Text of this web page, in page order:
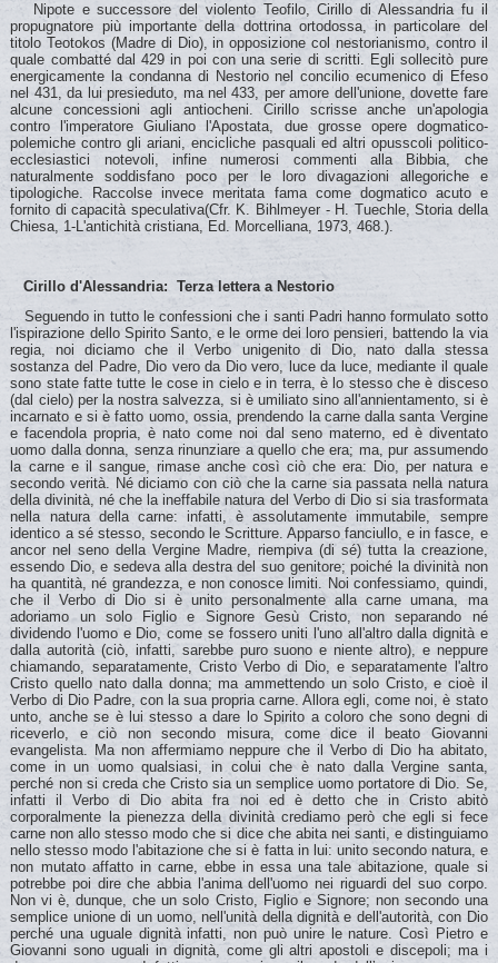
Nipote e successore del violento Teofilo, Cirillo di Alessandria fu il
propugnatore più importante della dottrina ortodossa, in particolare del
titolo Teotokos (Madre di Dio), in opposizione col nestorianismo, contro il
quale combatté dal 429 in poi con una serie di scritti. Egli sollecitò pure
energicamente la condanna di Nestorio nel concilio ecumenico di Efeso
nel 431, da lui presieduto, ma nel 433, per amore dell'unione, dovette fare
alcune concessioni agli antiocheni. Cirillo scrisse anche un'apologia
contro l'imperatore Giuliano l'Apostata, due grosse opere dogmatico-
polemiche contro gli ariani, encicliche pasquali ed altri opusscoli politico-
ecclesiastici notevoli, infine numerosi commenti alla Bibbia, che
naturalmente soddisfano poco per le loro divagazioni allegoriche e
tipologiche. Raccolse invece meritata fama come dogmatico acuto e
fornito di capacità speculativa(Cfr. K. Bihlmeyer - H. Tuechle, Storia della
Chiesa, 1-L'antichità cristiana, Ed. Morcelliana, 1973, 468.).
Cirillo d'Alessandria: Terza lettera a Nestorio
Seguendo in tutto le confessioni che i santi Padri hanno formulato sotto l'ispirazione dello Spirito Santo, e le orme dei loro pensieri, battendo la via regia, noi diciamo che il Verbo unigenito di Dio, nato dalla stessa sostanza del Padre, Dio vero da Dio vero, luce da luce, mediante il quale sono state fatte tutte le cose in cielo e in terra, è lo stesso che è disceso (dal cielo) per la nostra salvezza, si è umiliato sino all'annientamento, si è incarnato e si è fatto uomo, ossia, prendendo la carne dalla santa Vergine e facendola propria, è nato come noi dal seno materno, ed è diventato uomo dalla donna, senza rinunziare a quello che era; ma, pur assumendo la carne e il sangue, rimase anche così ciò che era: Dio, per natura e secondo verità. Né diciamo con ciò che la carne sia passata nella natura della divinità, né che la ineffabile natura del Verbo di Dio si sia trasformata nella natura della carne: infatti, è assolutamente immutabile, sempre identico a sé stesso, secondo le Scritture. Apparso fanciullo, e in fasce, e ancor nel seno della Vergine Madre, riempiva (di sé) tutta la creazione, essendo Dio, e sedeva alla destra del suo genitore; poiché la divinità non ha quantità, né grandezza, e non conosce limiti. Noi confessiamo, quindi, che il Verbo di Dio si è unito personalmente alla carne umana, ma adoriamo un solo Figlio e Signore Gesù Cristo, non separando né dividendo l'uomo e Dio, come se fossero uniti l'uno all'altro dalla dignità e dalla autorità (ciò, infatti, sarebbe puro suono e niente altro), e neppure chiamando, separatamente, Cristo Verbo di Dio, e separatamente l'altro Cristo quello nato dalla donna; ma ammettendo un solo Cristo, e cioè il Verbo di Dio Padre, con la sua propria carne. Allora egli, come noi, è stato unto, anche se è lui stesso a dare lo Spirito a coloro che sono degni di riceverlo, e ciò non secondo misura, come dice il beato Giovanni evangelista. Ma non affermiamo neppure che il Verbo di Dio ha abitato, come in un uomo qualsiasi, in colui che è nato dalla Vergine santa, perché non si creda che Cristo sia un semplice uomo portatore di Dio. Se, infatti il Verbo di Dio abita fra noi ed è detto che in Cristo abitò corporalmente la pienezza della divinità crediamo però che egli si fece carne non allo stesso modo che si dice che abita nei santi, e distinguiamo nello stesso modo l'abitazione che si è fatta in lui: unito secondo natura, e non mutato affatto in carne, ebbe in essa una tale abitazione, quale si potrebbe poi dire che abbia l'anima dell'uomo nei riguardi del suo corpo. Non vi è, dunque, che un solo Cristo, Figlio e Signore; non secondo una semplice unione di un uomo, nell'unità della dignità e dell'autorità, con Dio perché una uguale dignità infatti, non può unire le nature. Così Pietro e Giovanni sono uguali in dignità, come gli altri apostoli e discepoli; ma i due non erano uno. Infatti non concepiamo il modo dell’unione come una giustapposizione (ciò, del resto, non sarebbe neppure sufficiente ad una unità naturale), o come una unione per relazione, come quando noi, aderendo a Dio, secondo la Scrittura, siamo uno spirito solo con lui; evitiamo piuttosto il termine stesso di "congiunzione" in quanto inadeguato ad esprimere il mistero dell'unità. E non chiamiamo il Verbo di Dio Padre neppure "Dio" o "Signore" di Cristo, per non dividere di nuovo, apertamente in due l'unico Cristo e Figlio e Signore, cadendo nel di bestemmia, facendo di lui il Dio o il Signore di se stesso. Unito, infatti, sostanzialmente, alla carne, come abbiamo detto, il Verbo di Dio è Dio di ogni cosa e domina su ogni creatura, ma non è né servo, né Signore di se stesso. Il solo pensare o dire ciò sarebbe sciocco o addirittura empio. E’ vero che ha detto che suo padre era il suo Dio, pur essendo Dio per natura e della sostanza di Dio; ma non ignoriamo che, essendo Dio, egli è diventato anche uomo, soggetto a Dio secondo la legge propria della natura dell'umanità. Come avrebbe potuto essere, d'altra parte, egli, Dio o Signore di se stesso? Quindi, in quanto uomo, e in quanto si può accordare con la misura del suo annientamento, egli afferma di essere con noi sottoposto a Dio: così egli si assoggettò alla legge, pur avendo espresso egli la legge, ed essendo legislatore, in quanto Dio. Evitiamo assolutamente di dire: "Venero ciò che è stato assunto, per la dignità di colui che l'assume; adoro il visibile a causa dell'invisibile". E’ addirittura orrendo, inoltre, dire: "Colui che è stato assunto è chiamato Dio, insieme con colui che l'ha assunto". Chi usa questo linguaggio, divide di nuovo il Cristo in due Cristi e colloca da una parte l'uomo, e dall'altra Dio; nega, infatti, evidentemente l'unità: quell'unità per cui uno non può essere coadorato o connominato Dio con un altro: uno, invece, è creduto Gesù Cristo, unigenito figlio di Dio, da onorarsi con un unica adorazione con la sua carne. Confessiamo anche che lo stesso Figlio unigenito di Dio, anche se impossibile secondo la propria natura, ha sofferto nella sua carne per noi, secondo le Scritture, ed era nel corpo crocifisso, facendo sue, senza soffrire, le sofferenze della sua carne. Per la grazia di Dio gustò la morte per la salvezza di tutti; ed offri ad essa il proprio corpo, quantunque egli sia per natura la vita ed egli stesso la resurrezione. Egli, sconfiggendo la morte con la sua ineffabile potenza, fu nella sua propria carne il primogenito tra i morti e la primizia di coloro che si erano addormentati (nel Signore) ed aprì all'umana natura la via del ritorno all'incorruzione. Per la grazia di Dio, come abbiamo accennato, egli gustò la morte per ciascuno di noi, e risorgendo il terzo giorno, spogliò l'Ade. Quindi, anche se si dice che la resurrezione dei morti è avvenuta attraverso un uomo, per uomo, però, intendiamo quello che era nello stesso tempo il Verbi di Dio, per mezzo del quale è stato distrutto l'impero della morte. Questi verrà, a suo tempo, come unico Figlio e Signore nella gloria del Padre, per giudicare il mondo, nella giustizia, come affermano le Scritture. E’ necessario aggiungere anche questo. Annunziando la, morte, secondo la carne, dell'Unigenito Figlio di Dio, cioè di Gesù Cristo, e la sua resurrezione dai morti, e confessando la sua assunzione al cielo, noi celebriamo nelle chiese il sacrificio incruento, ci avviciniamo così alle mistiche benedizioni, e ci santifichiamo, divenendo partecipi della santa carne e del prezioso sangue del Salvatore di noi tutti, Cristo. Noi non riceviamo, allora, una comune carne (Dio ci guardi dal pensarlo!), o la carne di un uomo santificato e unito al Verbo mediante un'unione di dignità, o di uno che abbia in sé l'abitazione di Dio, ma una carne che dà veramente la vita ed è la carne propria del Verbo stesso. Essendo infatti, vita per natura in quanto Dio, poiché è divenuto una cosa sola con la propria carne, l'ha resa vivificante sicché quando ci dice: In verità vi dico, se non mangerete la carne del Figlio dell'uomo e non berrete il sito sangue, non dobbiamo comprendere che essa sia la carne di un qualunque uomo come noi (e come potrebbe essere vivificante la carne di un uomo, considerata secondo la propria natura?); ma, invece, come la carne di Colui che per noi si fece e si fece chiamare figlio dell'Uomo. Quanto alle espressioni del nostro Salvatore contenute nei Vangeli, noi non le attribuiamo a due diverse sussistenze o persone. Non è infatti duplice l'unico e solo Cristo, anche se si debba ammettere che egli è pervenuto all'unità indivisibile da due differenti realtà; come del resto avviene dell'uomo, che, pur essendo composto di anima e di corpo, non per questo è duplice, ma una sola realtà composta di due elementi. Diciamo piuttosto che sia le espressioni umane, sia quelle divine, sono state dette da un solo (Cristo). Quando egli, infatti, con linguaggio divino, afferma di sé: Chi vede me, vede il Padre, e: Io e il Padre siamo una sola cosa, noi pensiamo alla sua divina ed ineffabile natura, per cui egli è uno col Padre in forza dell'identità della sostanza, egli, immagine e figura e splendore della. sua gloria. Quando, invece, non reputando indegna la condizione umana, dice ai Giudei: ora voi volete uccidermi, perché vi ho detto la verità di nuovo dobbiamo riconoscere in lui, uguale e simile al Padre, il Dio Verbo anche nei limiti della sua umanità. Se, infatti, dobbiamo credere che, essendo Dio per natura, si è fatto carne, ossia uomo con anima razionale, che motivo vi è, poi, che uno si vergogni che le sue espressioni siano state dette in modo umano? Poiché, se egli avesse rifiutato le espressioni proprie dell'uomo, chi mai lo spinse a farsi uomo come noi? Colui che si è abbassato, per noi, volontariamente, fino all'annientamento, perché mai dovrebbe poi rifiutare le espressioni proprie di chi si è annientato? Le espressioni dei Vangeli, quindi, sono da attribuirsi tutte ad una sola persona, ossia all'unica sussistenza incarnata del Verbo: uno è, infatti, il Signore Gesù Cristo, secondo le Scritture. Se, infatti, viene chiamato apostolo e pontefice della nostra confessione inquantoché ha offerto in sacrificio a Dio Padre la confessione della fede che noi facciamo a lui, e per mezzo suo a Dio Padre, e anche allo Spirito santo, diciamo ancora che egli è per natura il Figlio unigenito di Dio, e non attribuiamo certamente ad un altro uomo diverso da lui il nome e la sostanza del sacerdozio. Egli infatti è divenuto mediatore fra Dio e gli uomini li ha riconciliati per la pace, offrendosi vittima di soavità a Dio padre. Perciò ha detto: Non hai voluto né sacrificio né oblazione, ma mi hai dato un corpo. Non hai gradito gli olocausti in espiazione del peccato. Allora ho detto: Ecco, vengo. All'inizio del libro è scritto di me che io debba fare, o Dio, la tua volontà. Egli ha offerto in odore di soavità il proprio corpo per noi, non certo per se stesso. Di quale sacrificio ed offerta, infatti, avrebbe bisogno per sé, egli che è superiore a qualsiasi peccato essendo Dio? Se è vero,